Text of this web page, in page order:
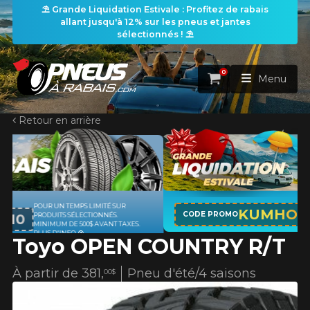
⛱️ Grande Liquidation Estivale : Profitez de rabais
allant jusqu'à 12% sur les pneus et jantes
sélectionnés ! ⛱️
ACCUEIL
PNEUS
RECHERCHE DE PNEUS VOIR TOUT
Rechercher par
Par dimensions Par véhicule
Recherche par dimensions DIAMÈTRE
ROUES
RECHERCHE DE ROUES VOIR TOUT
Par dimensions
ENSEMBLES
RECHERCHE D'ENSEMBLES
PROMOTIONS
Panier
0
Menu
Retour en arrière
Toyo OPEN COUNTRY R/T
Pneu d'été/4 saisons
À partir de 381,00$
CODE PROMOKUMHO12
APPLICABLE SUR TOUT ACHAT DE 4
PNEUS DE MARQUE KUMHO*PLUS
D'INFO